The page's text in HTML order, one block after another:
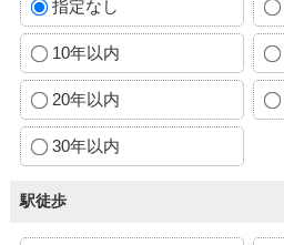
指定なし
10年以内
20年以内
30年以内
駅徒歩